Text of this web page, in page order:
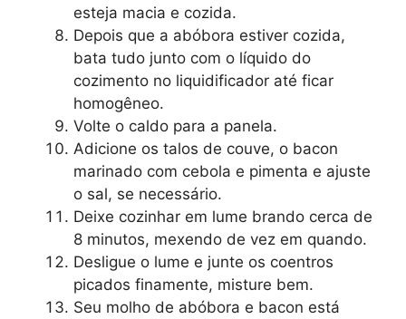
esteja macia e cozida.
Depois que a abóbora estiver cozida,
bata tudo junto com o líquido do
cozimento no liquidificador até ficar
homogêneo.
Volte o caldo para a panela.
Adicione os talos de couve, o bacon
marinado com cebola e pimenta e ajuste
o sal, se necessário.
Deixe cozinhar em lume brando cerca de
8 minutos, mexendo de vez em quando.
Desligue o lume e junte os coentros
picados finamente, misture bem.
Seu molho de abóbora e bacon está